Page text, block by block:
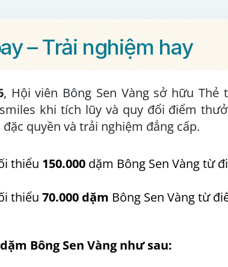
– Trải nghiệm hay
, Hội viên Bông Sen Vàng sở hữu Thẻ
khi tích lũy và quy đổi điểm
quyền và trải nghiệm đẳng cấp.
thiểu 150.000 dặm Bông Sen Vàng từ
thiểu 70.000 dặm Bông Sen Vàng từ
Bông Sen Vàng như sau: